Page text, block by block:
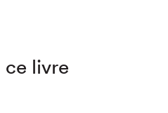
livre